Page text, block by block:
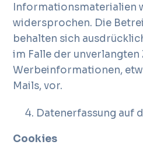
Informationsmaterialien
widersprochen. Die
behalten sich
im Falle der unverlangten
Werbeinformationen,
Mails, vor.
Datenerfassung auf
Cookies